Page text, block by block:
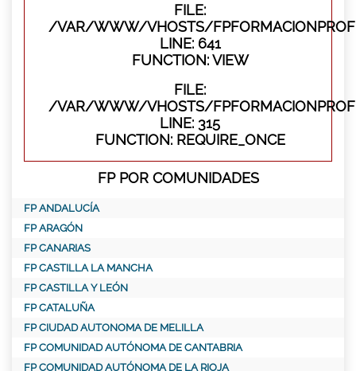
FILE:
/VAR/WWW/VHOSTS/
LINE: 641
FUNCTION: VIEW
FILE:
/VAR/WWW/VHOSTS/
LINE: 315
FUNCTION: REQUIRE_ONCE
FP POR COMUNIDADES
FP ANDALUCÍA
FP ARAGÓN
FP CANARIAS
FP CASTILLA LA MANCHA
FP CASTILLA Y LEÓN
FP CATALUÑA
FP CIUDAD AUTONOMA DE MELILLA
FP COMUNIDAD AUTÓNOMA DE CANTABRIA
FP COMUNIDAD AUTÓNOMA DE LA RIOJA